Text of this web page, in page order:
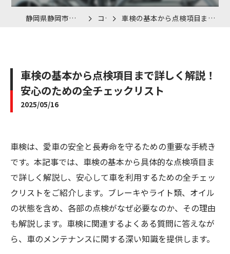
静岡県静岡市の車検なら株式会社丸大石油 コラム 車検の基本から点検項目まで詳しく解説！安心のための全チェックリスト
車検の基本から点検項目まで詳しく解説！
安心のための全チェックリスト
2025/05/16
車検は、愛車の安全と長寿命を守るための重要な手続き
です。本記事では、車検の基本から具体的な点検項目ま
で詳しく解説し、安心して車を利用するための全チェッ
クリストをご紹介します。ブレーキやライト類、オイル
の状態を含め、各部の点検がなぜ必要なのか、その理由
も解説します。車検に関連するよくある質問に答えなが
ら、車のメンテナンスに関する深い知識を提供します。